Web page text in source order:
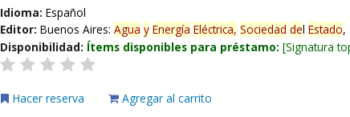
Idioma:Español
Editor:Buenos Aires:Agua y Energía Eléctrica, Sociedad delEstado,
Disponibilidad: Ítems disponibles para préstamo: Signatura
Hacer reserva Agregar al carrito